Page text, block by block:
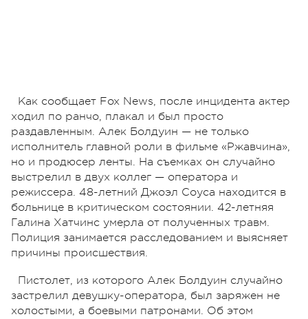
Как сообщает Fox News, после инцидента актер
ходил по ранчо, плакал и был просто
раздавленным. Алек Болдуин — не только
исполнитель главной роли в фильме «Ржавчина»,
но и продюсер ленты. На съемках он случайно
выстрелил в двух коллег — оператора и
режиссера. 48-летний Джоэл Соуса находится в
больнице в критическом состоянии. 42-летняя
Галина Хатчинс умерла от полученных травм.
Полиция занимается расследованием и выясняет
причины происшествия.
Пистолет, из которого Алек Болдуин случайно
застрелил девушку-оператора, был заряжен не
холостыми, а боевыми патронами. Об этом